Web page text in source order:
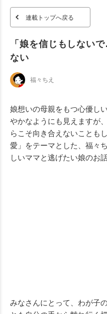
連載トップへ戻る
「娘を信じもしない
ない
福々ちえ
娘想いの母親をもつ心優し
やかなようにも見えますが
らこそ向き合えないことも
愛」をテーマとした、福々
しいママと逃げたい娘のお話
みなさんにとって、わが子